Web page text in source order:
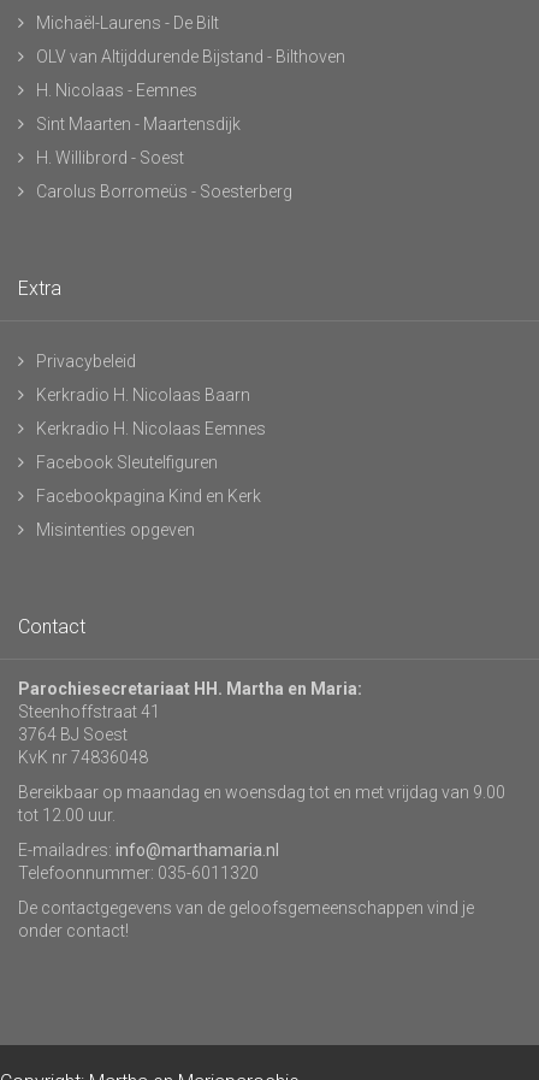
Michaël-Laurens - De Bilt
OLV van Altijddurende Bijstand - Bilthoven
H. Nicolaas - Eemnes
Sint Maarten - Maartensdijk
H. Willibrord - Soest
Carolus Borromeüs - Soesterberg
Extra
Privacybeleid
Kerkradio H. Nicolaas Baarn
Kerkradio H. Nicolaas Eemnes
Facebook Sleutelfiguren
Facebookpagina Kind en Kerk
Misintenties opgeven
Contact
Parochiesecretariaat HH. Martha en Maria:
Steenhoffstraat 41
3764 BJ Soest
KvK nr 74836048
Bereikbaar op maandag en woensdag tot en met vrijdag van 9.00
tot 12.00 uur.
E-mailadres: info@marthamaria.nl
Telefoonnummer: 035-6011320
De contactgegevens van de geloofsgemeenschappen vind je
onder contact!